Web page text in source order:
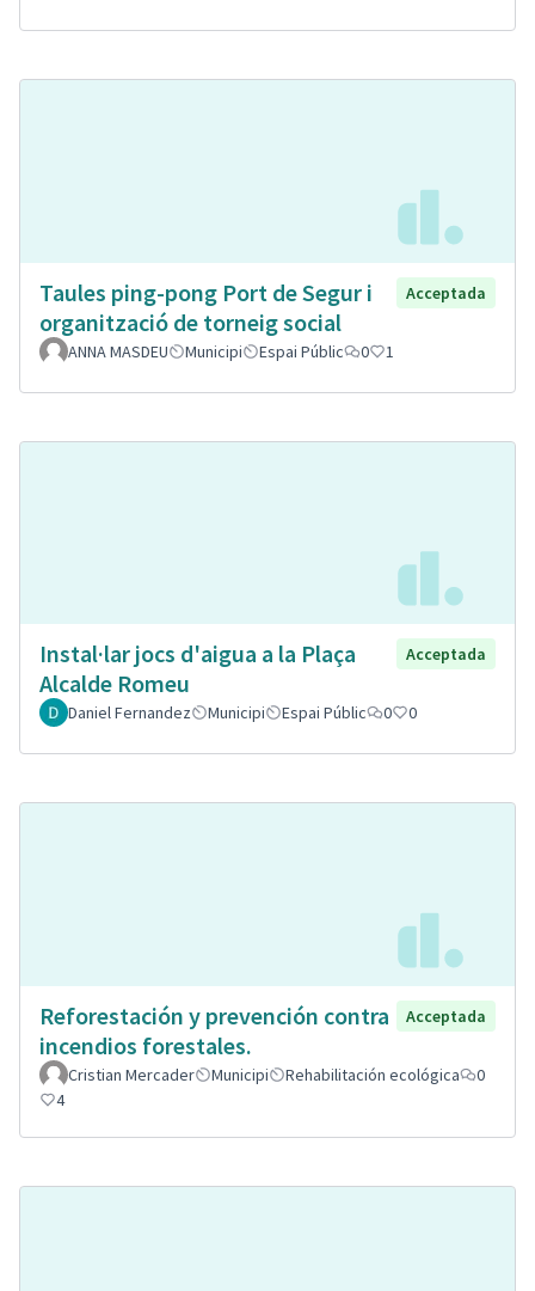
Taules ping-pong Port de Segur i
organització de torneig social
Acceptada
ANNA MASDEU Municipi Espai Públic 0 1
Instal·lar jocs d'aigua a la Plaça
Alcalde Romeu
Acceptada
Daniel Fernandez Municipi Espai Públic 0 0
Reforestación y prevención contra
incendios forestales.
Acceptada
Cristian Mercader Municipi Rehabilitación ecológica
0
4